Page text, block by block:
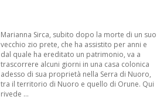
Marianna Sirca, subito dopo la morte di un suo
vecchio zio prete, che ha assistito per anni e
dal quale ha ereditato un patrimonio, va a
trascorrere alcuni giorni in una casa colonica
adesso di sua proprietà nella Serra di Nuoro,
tra il territorio di Nuoro e quello di Orune. Qui
rivede ...